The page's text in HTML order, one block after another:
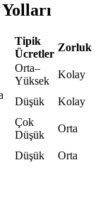
Tipik
Ücretler
Zorluk
Orta–
Yüksek
Kolay
Düşük
Kolay
Çok
Düşük
Orta
Düşük Orta